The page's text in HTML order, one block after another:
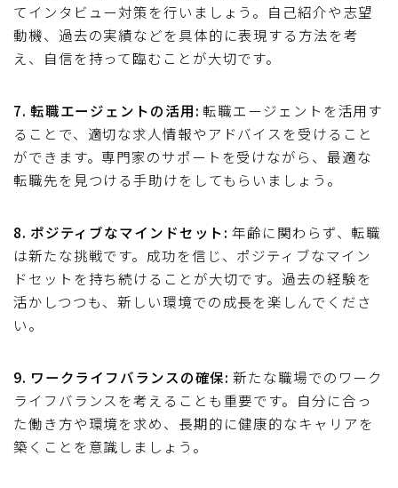
てインタビュー対策を行いましょう。自己紹介や志望
動機、過去の実績などを具体的に表現する方法を考
え、自信を持って臨むことが大切です。
7. 転職エージェントの活用: 転職エージェントを活用す
ることで、適切な求人情報やアドバイスを受けること
ができます。専門家のサポートを受けながら、最適な
転職先を見つける手助けをしてもらいましょう。
8. ポジティブなマインドセット: 年齢に関わらず、転職
は新たな挑戦です。成功を信じ、ポジティブなマイン
ドセットを持ち続けることが大切です。過去の経験を
活かしつつも、新しい環境での成長を楽しんでくださ
い。
9. ワークライフバランスの確保: 新たな職場でのワーク
ライフバランスを考えることも重要です。自分に合っ
た働き方や環境を求め、長期的に健康的なキャリアを
築くことを意識しましょう。